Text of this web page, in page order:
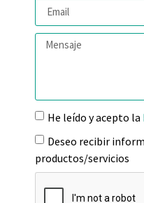
He leído y acepto la
Deseo recibir
productos/servicios